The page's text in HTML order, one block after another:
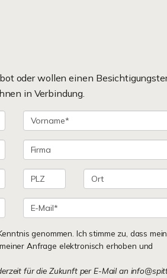
oder wollen einen
in Verbindung.
genommen. Ich stimme zu, dass
Anfrage elektronisch erhoben und
für die Zukunft per E-Mail an